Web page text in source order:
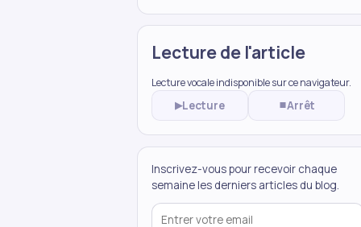
Lecture de l'article
Lecture vocale indisponible sur ce navigateur.
▶Lecture ⏹Arrêt
Inscrivez-vous pour recevoir chaque
semaine les derniers articles du blog.